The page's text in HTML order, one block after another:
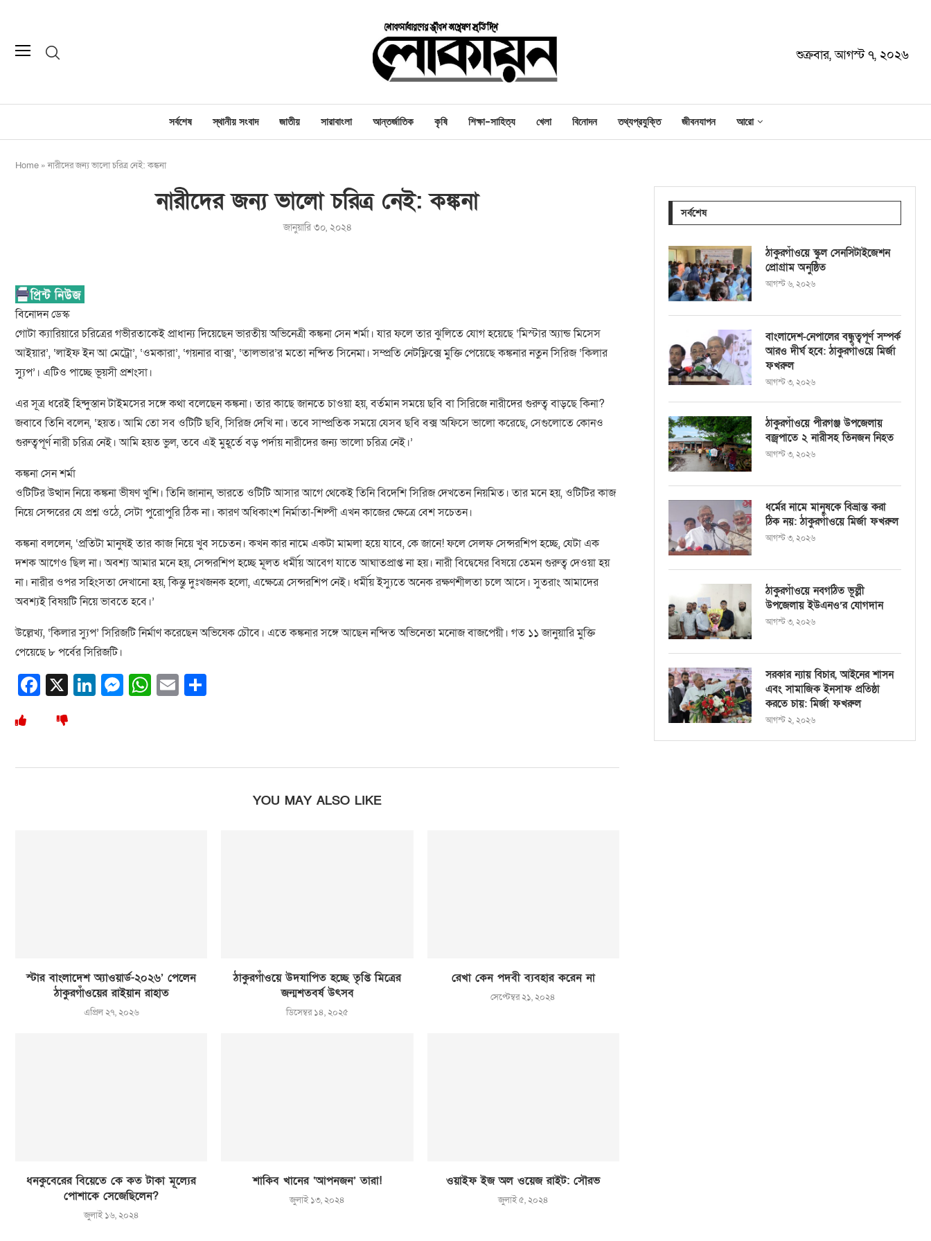
শুক্রবার, আগস্ট ৭, ২০২৬
সর্বশেষ স্থানীয় সংবাদ জাতীয় সারাবাংলা আন্তর্জাতিক কৃষি শিক্ষা-সাহিত্য খেলা বিনোদন তথ্যপ্রযুক্তি জীবনযাপন আরো
Home »নারীদের জন্য ভালো চরিত্র নেই: কঙ্কনা
নারীদের জন্য ভালো চরিত্র নেই: কঙ্কনা
জানুয়ারি ৩০, ২০২৪
বিনোদন ডেস্ক
গোটা ক্যারিয়ারে চরিত্রের গভীরতাকেই প্রাধান্য দিয়েছেন ভারতীয় অভিনেত্রী কঙ্কনা সেন শর্মা। যার ফলে তার ঝুলিতে যোগ হয়েছে ‘মিস্টার অ্যান্ড মিসেস
আইয়ার’, ‘লাইফ ইন আ মেট্রো’, ‘ওমকারা’, ‘গয়নার বাক্স’, ‘তালভার’র মতো নন্দিত সিনেমা। সম্প্রতি নেটফ্লিক্সে মুক্তি পেয়েছে কঙ্কনার নতুন সিরিজ ‘কিলার
স্যুপ’। এটিও পাচ্ছে ভূয়সী প্রশংসা।
এর সূত্র ধরেই হিন্দুস্তান টাইমসের সঙ্গে কথা বলেছেন কঙ্কনা। তার কাছে জানতে চাওয়া হয়, বর্তমান সময়ে ছবি বা সিরিজে নারীদের গুরুত্ব বাড়ছে কিনা?
জবাবে তিনি বলেন, ‘হয়ত। আমি তো সব ওটিটি ছবি, সিরিজ দেখি না। তবে সাম্প্রতিক সময়ে যেসব ছবি বক্স অফিসে ভালো করেছে, সেগুলোতে কোনও
গুরুত্বপূর্ণ নারী চরিত্র নেই। আমি হয়ত ভুল, তবে এই মুহূর্তে বড় পর্দায় নারীদের জন্য ভালো চরিত্র নেই।’
কঙ্কনা সেন শর্মা
ওটিটির উত্থান নিয়ে কঙ্কনা ভীষণ খুশি। তিনি জানান, ভারতে ওটিটি আসার আগে থেকেই তিনি বিদেশি সিরিজ দেখতেন নিয়মিত। তার মনে হয়, ওটিটির কাজ
নিয়ে সেন্সরের যে প্রশ্ন ওঠে, সেটা পুরোপুরি ঠিক না। কারণ অধিকাংশ নির্মাতা-শিল্পী এখন কাজের ক্ষেত্রে বেশ সচেতন।
কঙ্কনা বললেন, ‘প্রতিটা মানুষই তার কাজ নিয়ে খুব সচেতন। কখন কার নামে একটা মামলা হয়ে যাবে, কে জানে! ফলে সেলফ সেন্সরশিপ হচ্ছে, যেটা এক
দশক আগেও ছিল না। অবশ্য আমার মনে হয়, সেন্সরশিপ হচ্ছে মূলত ধর্মীয় আবেগ যাতে আঘাতপ্রাপ্ত না হয়। নারী বিদ্বেষের বিষয়ে তেমন গুরুত্ব দেওয়া হয়
না। নারীর ওপর সহিংসতা দেখানো হয়, কিন্তু দুঃখজনক হলো, এক্ষেত্রে সেন্সরশিপ নেই। ধর্মীয় ইস্যুতে অনেক রক্ষণশীলতা চলে আসে। সুতরাং আমাদের
অবশ্যই বিষয়টি নিয়ে ভাবতে হবে।’
উল্লেখ্য, ‘কিলার স্যুপ’ সিরিজটি নির্মাণ করেছেন অভিষেক চৌবে। এতে কঙ্কনার সঙ্গে আছেন নন্দিত অভিনেতা মনোজ বাজপেয়ী। গত ১১ জানুয়ারি মুক্তি
পেয়েছে ৮ পর্বের সিরিজটি।
Facebook
X LinkedIn
Messenger
WhatsApp
Email
YOU MAY ALSO LIKE
স্টার বাংলাদেশ অ্যাওয়ার্ড-২০২৬’ পেলেন
ঠাকুরগাঁওয়ের রাইয়ান রাহাত
এপ্রিল ২৭, ২০২৬
ঠাকুরগাঁওয়ে উদযাপিত হচ্ছে তৃপ্তি মিত্রের
জন্মশতবর্ষ উৎসব
ডিসেম্বর ১৪, ২০২৫
রেখা কেন পদবী ব্যবহার করেন না
সেপ্টেম্বর ২১, ২০২৪
ধনকুবেরের বিয়েতে কে কত টাকা মূল্যের
পোশাকে সেজেছিলেন?
জুলাই ১৬, ২০২৪
শাকিব খানের ‘আপনজন’ তারা!
জুলাই ১৩, ২০২৪
ওয়াইফ ইজ অল ওয়েজ রাইট: সৌরভ
জুলাই ৫, ২০২৪
সর্বশেষ
ঠাকুরগাঁওয়ে স্কুল সেনসিটাইজেশন
প্রোগ্রাম অনুষ্ঠিত
আগস্ট ৬, ২০২৬
বাংলাদেশ-নেপালের বন্ধুত্বপূর্ণ সম্পর্ক
আরও দীর্ঘ হবে: ঠাকুরগাঁওয়ে মির্জা
ফখরুল
আগস্ট ৩, ২০২৬
ঠাকুরগাঁওয়ে পীরগঞ্জ উপজেলায়
বজ্রপাতে ২ নারীসহ তিনজন নিহত
আগস্ট ৩, ২০২৬
ধর্মের নামে মানুষকে বিভ্রান্ত করা
ঠিক নয়: ঠাকুরগাঁওয়ে মির্জা ফখরুল
আগস্ট ৩, ২০২৬
ঠাকুরগাঁওয়ে নবগঠিত ভূল্লী
উপজেলায় ইউএনও’র যোগদান
আগস্ট ৩, ২০২৬
সরকার ন্যায় বিচার, আইনের শাসন
এবং সামাজিক ইনসাফ প্রতিষ্ঠা
করতে চায়: মির্জা ফখরুল
আগস্ট ২, ২০২৬